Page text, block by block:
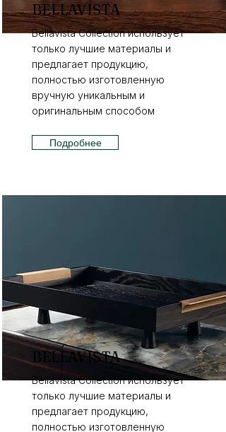
BELLAVISTA
Bellavista Collection использует
только лучшие материалы и
предлагает продукцию,
полностью изготовленную
вручную уникальным и
оригинальным способом
Подробнее
BELLAVISTA
Bellavista Collection использует
только лучшие материалы и
предлагает продукцию,
полностью изготовленную